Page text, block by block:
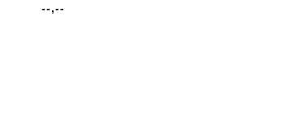
Cena:
--,--